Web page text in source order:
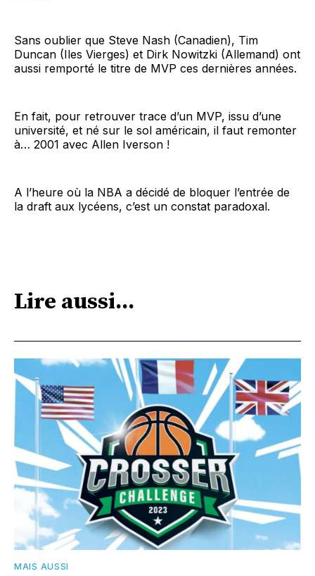
Sans oublier que Steve Nash (Canadien), Tim
Duncan (Iles Vierges) et Dirk Nowitzki (Allemand) ont
aussi remporté le titre de MVP ces dernières années.
En fait, pour retrouver trace d’un MVP, issu d’une
université, et né sur le sol américain, il faut remonter
à… 2001 avec Allen Iverson !
A l’heure où la NBA a décidé de bloquer l’entrée de
la draft aux lycéens, c’est un constat paradoxal.
Lire aussi...
MAIS AUSSI